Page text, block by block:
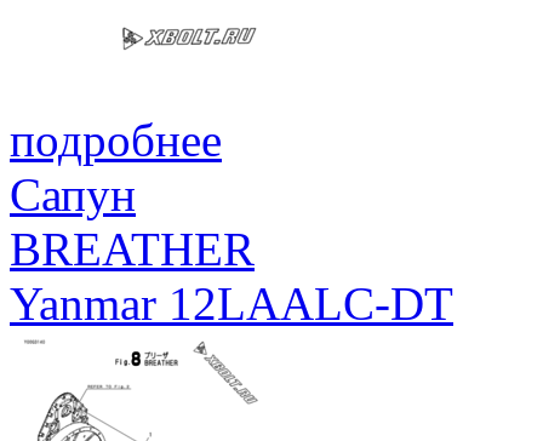
подробнее
Сапун
BREATHER
Yanmar 12LAALC-DT